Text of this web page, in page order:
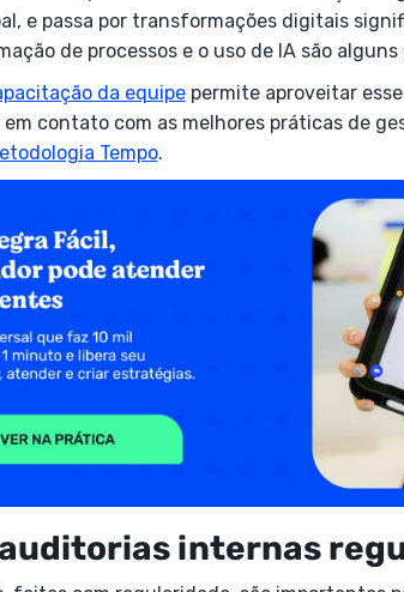
e passa por transformações digitais
de processos e o uso de IA são alguns
da equipepermite aproveitar
contato com as melhores práticas de
Tempo.
auditorias internas